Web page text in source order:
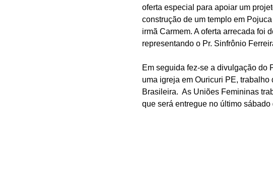
oferta especial para apoiar um
construção de um templo em
irmã Carmem. A oferta arrecada foi
representando o Pr. Sinfrônio
Em seguida fez-se a divulgação do
uma igreja em Ouricuri PE,
Brasileira.  As Uniões Femininas
que será entregue no último sábado